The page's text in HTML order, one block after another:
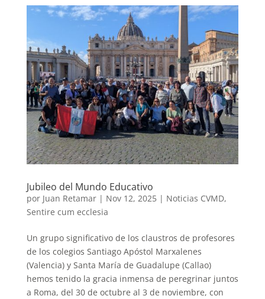
Jubileo del Mundo Educativo
por Juan Retamar| Nov 12, 2025| Noticias CVMD,
Sentire cum ecclesia
Un grupo significativo de los claustros de profesores
de los colegios Santiago Apóstol Marxalenes
(Valencia) y Santa María de Guadalupe (Callao)
hemos tenido la gracia inmensa de peregrinar juntos
a Roma, del 30 de octubre al 3 de noviembre, con